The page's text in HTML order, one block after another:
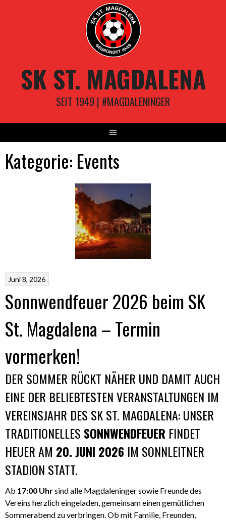
SK ST. MAGDALENA
SEIT 1949 | #MAGDALENINGER
Kategorie: Events
Juni 8, 2026
Sonnwendfeuer 2026 beim SK
St. Magdalena – Termin
vormerken!
DER SOMMER RÜCKT NÄHER UND DAMIT AUCH
EINE DER BELIEBTESTEN VERANSTALTUNGEN IM
VEREINSJAHR DES SK ST. MAGDALENA: UNSER
TRADITIONELLES SONNWENDFEUER FINDET
HEUER AM 20. JUNI 2026 IM SONNLEITNER
STADION STATT.
Ab 17:00 Uhrsind alle Magdaleninger sowie Freunde des
Vereins herzlich eingeladen, gemeinsam einen gemütlichen
Sommerabend zu verbringen. Ob mit Familie, Freunden,